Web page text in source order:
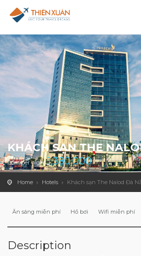
KHÁCH SẠN THE
from/per night1,380,000
Home Hotels Khách sạn The Nalod Đà
Ăn sáng miễn phí Hồ bơi Wifi miễn phí
Description